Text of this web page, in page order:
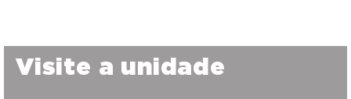
Visite a unidade